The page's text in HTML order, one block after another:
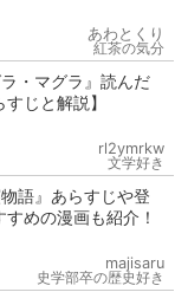
あわとくり
紅茶の気分
・マグラ』読んだ
じと解説】
rl2ymrkw
文学好き
語』あらすじや登
めの漫画も紹介！
majisaru
史学部卒の歴史好き